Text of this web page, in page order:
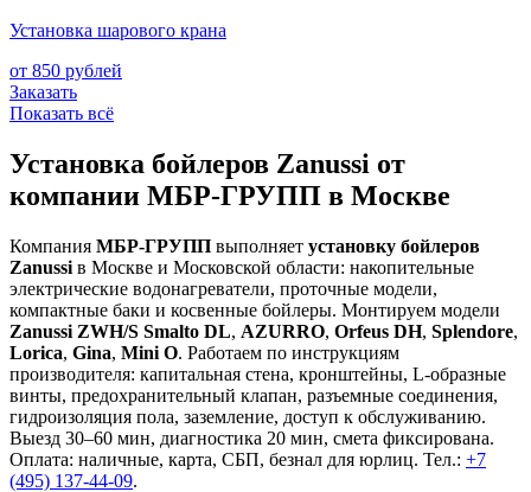
Установка шарового крана
от 850 рублей
Заказать
Показать всё
Установка бойлеров Zanussi от
компании МБР-ГРУПП в Москве
Компания МБР-ГРУПП выполняет установку бойлеров
Zanussi в Москве и Московской области: накопительные
электрические водонагреватели, проточные модели,
компактные баки и косвенные бойлеры. Монтируем модели
Zanussi ZWH/S Smalto DL, AZURRO, Orfeus DH, Splendore,
Lorica, Gina, Mini O. Работаем по инструкциям
производителя: капитальная стена, кронштейны, L-образные
винты, предохранительный клапан, разъемные соединения,
гидроизоляция пола, заземление, доступ к обслуживанию.
Выезд 30–60 мин, диагностика 20 мин, смета фиксирована.
Оплата: наличные, карта, СБП, безнал для юрлиц. Тел.: +7
(495) 137-44-09.